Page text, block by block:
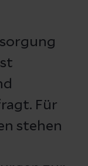
Für
stehen